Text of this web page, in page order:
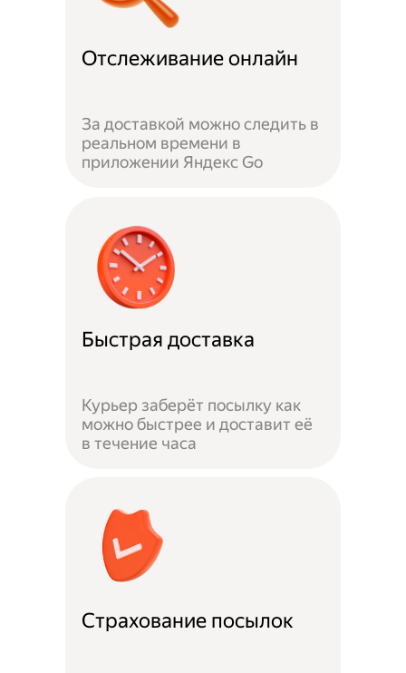
Отслеживание онлайн
За доставкой можно следить в
реальном времени в
приложении Яндекс Go
Быстрая доставка
Курьер заберёт посылку как
можно быстрее и доставит её
в течение часа
Страхование посылок